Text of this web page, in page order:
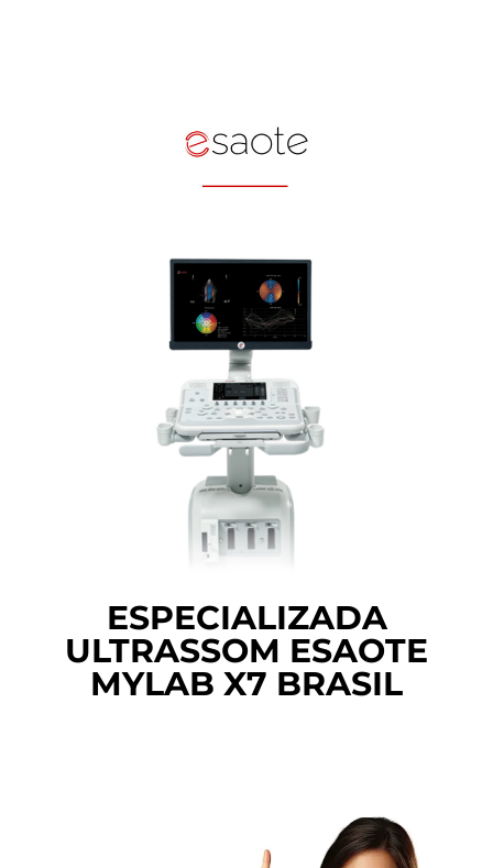
ESPECIALIZADA
ULTRASSOM ESAOTE
MYLAB X7 BRASIL